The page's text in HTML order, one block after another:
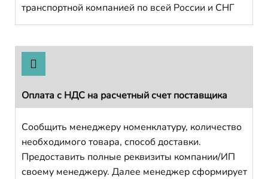
транспортной компанией по всей России и СНГ
Оплата с НДС на расчетный счет поставщика
Сообщить менеджеру номенклатуру, количество
необходимого товара, способ доставки.
Предоставить полные реквизиты компании/ИП
своему менеджеру. Далее менеджер сформирует